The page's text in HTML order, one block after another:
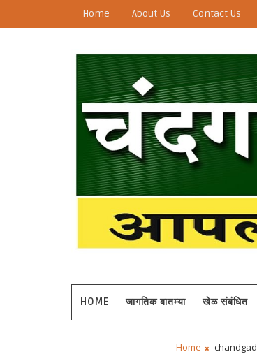
Home About Us Contact Us
HOME जागतिक बातम्या खेळ संबंधित
Home chandgad